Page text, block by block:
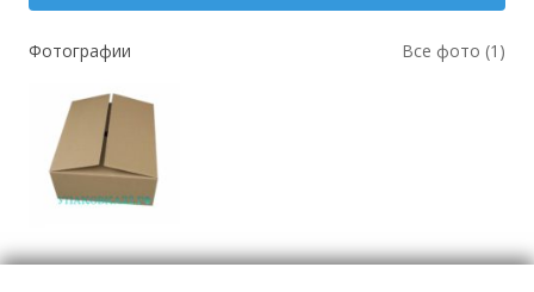
Фотографии Все фото (1)
Упаковка